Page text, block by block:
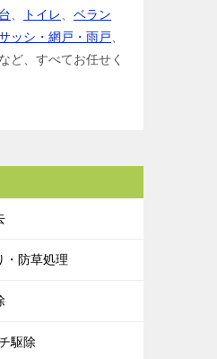
トイレ
ベラン
ッシ・網戸・雨戸
など、すべてお任せく
・防草処理
駆除